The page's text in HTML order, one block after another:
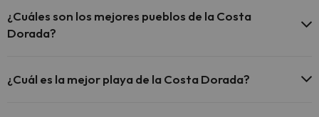
provincia de Tarragona. Su inicio se suele marcar
desembocadura del Río Foix y su final en la desembocadura del
¿Cuáles son los mejores pueblos de la Costa
Dorada?
saber que, además de playas, aquí también encontrarás pueblos
¿Cuál es la mejor playa de la Costa Dorada?